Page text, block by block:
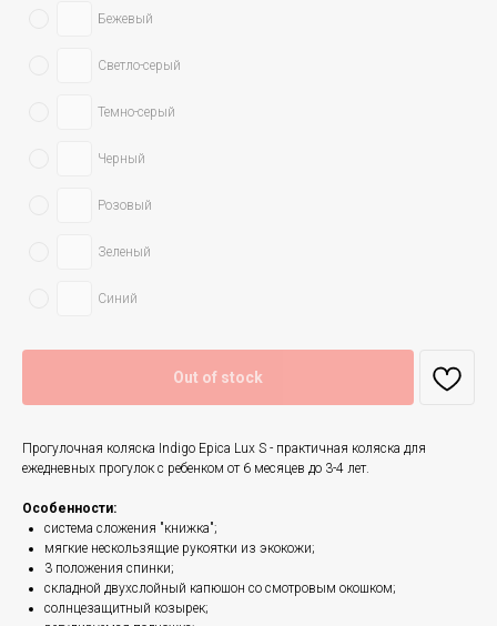
Бежевый
Светло-серый
Темно-серый
Черный
Розовый
Зеленый
Синий
Out of stock
Прогулочная коляска Indigo Epica Lux S - практичная коляска для
ежедневных прогулок с ребенком от 6 месяцев до 3-4 лет.
Особенности:
система сложения "книжка";
мягкие нескользящие рукоятки из экокожи;
3 положения спинки;
складной двухслойный капюшон со смотровым окошком;
солнцезащитный козырек;